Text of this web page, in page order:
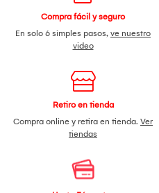
Compra fácil y seguro
En solo 6 simples pasos, ve nuestro
video
Retiro en tienda
Compra online y retira en tienda. Ver
tiendas